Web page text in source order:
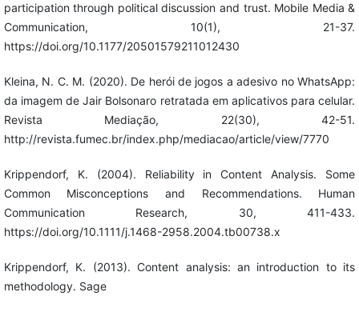
participation through political discussion and trust. Mobile Media &
Communication, 10(1), 21-37.
https://doi.org/10.1177/20501579211012430
Kleina, N. C. M. (2020). De herói de jogos a adesivo no WhatsApp:
da imagem de Jair Bolsonaro retratada em aplicativos para celular.
Revista Mediação, 22(30), 42-51.
http://revista.fumec.br/index.php/mediacao/article/view/7770
Krippendorf, K. (2004). Reliability in Content Analysis. Some
Common Misconceptions and Recommendations. Human
Communication Research, 30, 411-433.
https://doi.org/10.1111/j.1468-2958.2004.tb00738.x
Krippendorf, K. (2013). Content analysis: an introduction to its
methodology. Sage